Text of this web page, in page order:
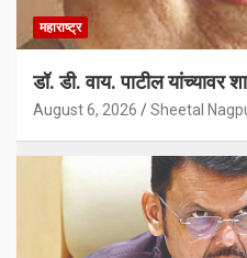
महाराष्ट्र
डॉ. डी. वाय. पाटील यांच्यावर
August 6, 2026 Sheetal